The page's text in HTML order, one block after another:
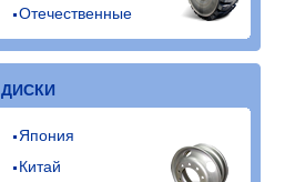
Отечественные
ДИСКИ
Япония
Китай